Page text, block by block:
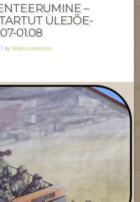
–
ÜLEJÕE-
01.08
by Seiklusminister